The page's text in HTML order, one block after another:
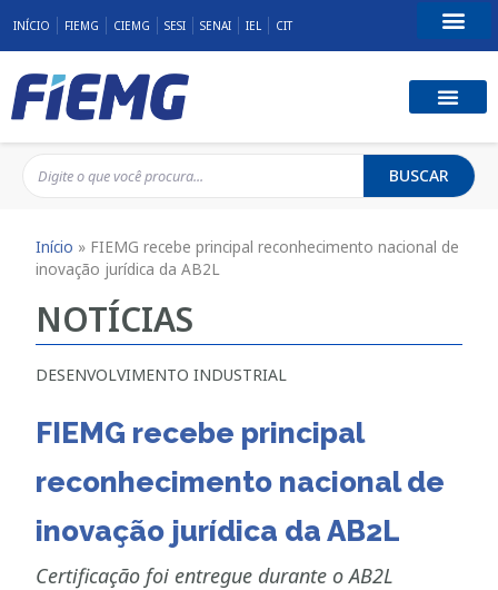
INÍCIO FIEMG CIEMG SESI SENAI IEL CIT
BUSCAR
Início » FIEMG recebe principal reconhecimento nacional de
inovação jurídica da AB2L
NOTÍCIAS
DESENVOLVIMENTO INDUSTRIAL
FIEMG recebe principal
reconhecimento nacional de
inovação jurídica da AB2L
Certificação foi entregue durante o AB2L